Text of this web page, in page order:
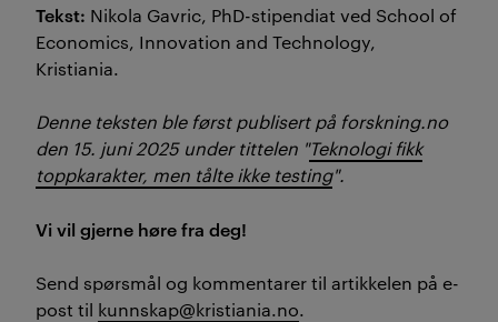
Tekst: Nikola Gavric, PhD-stipendiat ved School of
Economics, Innovation and Technology,
Kristiania.
Denne teksten ble først publisert på forskning.no
den 15. juni 2025 under tittelen "Teknologi fikk
toppkarakter, men tålte ikke testing".
Vi vil gjerne høre fra deg!
Send spørsmål og kommentarer til artikkelen på e-
post til kunnskap@kristiania.no.